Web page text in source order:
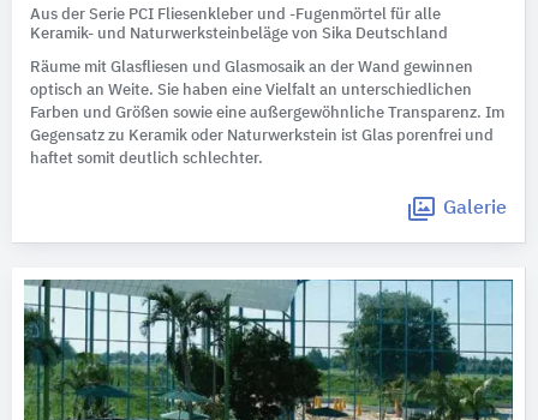
Aus der Serie PCI Fliesenkleber und -Fugenmörtel für alle
Keramik- und Naturwerksteinbeläge von Sika Deutschland
Räume mit Glasfliesen und Glasmosaik an der Wand gewinnen
optisch an Weite. Sie haben eine Vielfalt an unterschiedlichen
Farben und Größen sowie eine außergewöhnliche Transparenz. Im
Gegensatz zu Keramik oder Naturwerkstein ist Glas porenfrei und
haftet somit deutlich schlechter.
Galerie